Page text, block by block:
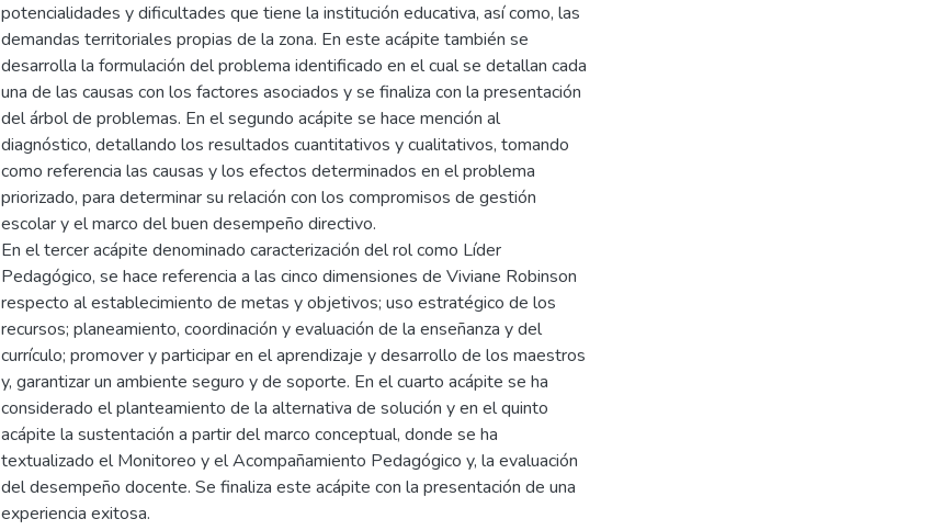
potencialidades y dificultades que tiene la institución educativa, así como, las
demandas territoriales propias de la zona. En este acápite también se
desarrolla la formulación del problema identificado en el cual se detallan cada
una de las causas con los factores asociados y se finaliza con la presentación
del árbol de problemas. En el segundo acápite se hace mención al
diagnóstico, detallando los resultados cuantitativos y cualitativos, tomando
como referencia las causas y los efectos determinados en el problema
priorizado, para determinar su relación con los compromisos de gestión
escolar y el marco del buen desempeño directivo.
En el tercer acápite denominado caracterización del rol como Líder
Pedagógico, se hace referencia a las cinco dimensiones de Viviane Robinson
respecto al establecimiento de metas y objetivos; uso estratégico de los
recursos; planeamiento, coordinación y evaluación de la enseñanza y del
currículo; promover y participar en el aprendizaje y desarrollo de los maestros
y, garantizar un ambiente seguro y de soporte. En el cuarto acápite se ha
considerado el planteamiento de la alternativa de solución y en el quinto
acápite la sustentación a partir del marco conceptual, donde se ha
textualizado el Monitoreo y el Acompañamiento Pedagógico y, la evaluación
del desempeño docente. Se finaliza este acápite con la presentación de una
experiencia exitosa.